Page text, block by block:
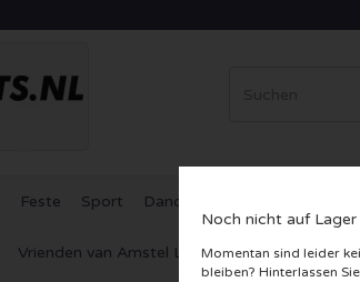
Feste Sport Dance
Vrienden van Amstel LIVE Karten
Noch nicht auf Lager
Momentan sind leider
bleiben? Hinterlassen